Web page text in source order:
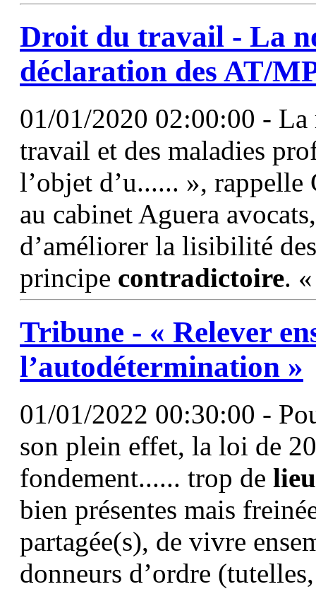
Droit du travail - La
déclaration des AT/
01/01/2020 02:00:00 - La
travail et des maladies
l’objet d’u...... »,
au cabinet Aguera
d’améliorer la lisibilité
principe contradictoire.
Tribune - « Relever
l’autodétermination »
01/01/2022 00:30:00 -
son plein effet, la loi de
fondement...... trop de
bien présentes mais
partagée(s), de vivre
donneurs d’ordre